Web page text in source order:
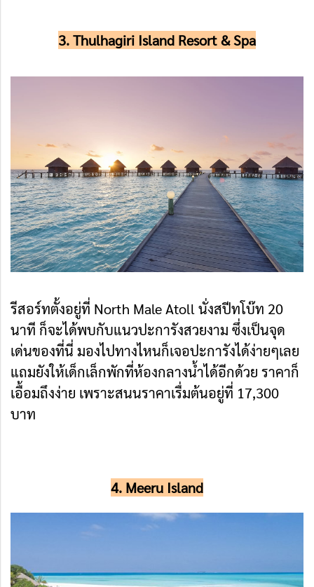
3. Thulhagiri Island Resort & Spa
รีสอร์ทตั้งอยู่ที่ North Male Atoll นั่งสปีทโบ๊ท 20
นาที ก็จะได้พบกับแนวปะการังสวยงาม ซึ่งเป็นจุด
เด่นของที่นี่ มองไปทางไหนก็เจอปะการังได้ง่ายๆเลย
แถมยังให้เด็กเล็กพักที่ห้องกลางน้ำได้อีกด้วย ราคาก็
เอื้อมถึงง่าย เพราะสนนราคาเรื่มต้นอยู่ที่ 17,300
บาท
4. Meeru Island